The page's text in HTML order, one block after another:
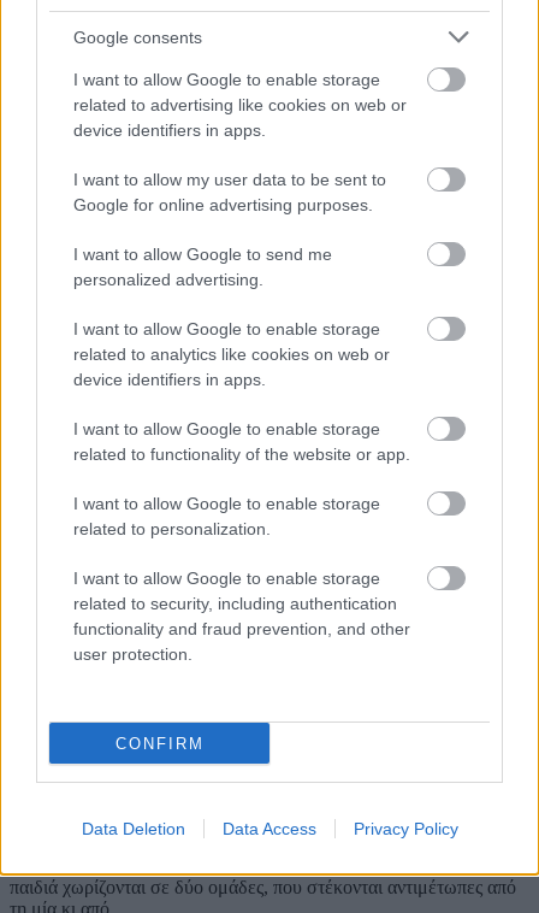
Google consents
I want to allow Google to enable storage
related to advertising like cookies on web or
device identifiers in apps.
I want to allow my user data to be sent to
Google for online advertising purposes.
I want to allow Google to send me
personalized advertising.
I want to allow Google to enable storage
related to analytics like cookies on web or
device identifiers in apps.
I want to allow Google to enable storage
related to functionality of the website or app.
I want to allow Google to enable storage
related to personalization.
I want to allow Google to enable storage
related to security, including authentication
functionality and fraud prevention, and other
user protection.
CONFIRM
Data Deletion Data Access Privacy Policy
Βαθμολογήθηκε με
Υλικά: 1 μπάλα Περιγραφή: Ο Αρχηγός πετάει μια μπάλα στον
αέρα. Όποιος την πιάσει προσπαθεί να την κρατήσει για
ΤΗΛΕΚΑΤΕΥΘΥΝΟΜΕΝΟΣ
ΓΕΡΑΝΟΠΡΟΣΚΟΠΟΣ
Βαθμολογήθηκε με0 από 5
πλαστικά μπουκάλια ανά Ενωμοτία Περιγραφή: Το παιχνίδι αυτό
ΤΟ ΔΕΝΤΡΟ ΒΓΑΖΕΙ ΔΗΛΗΤΗΡΙΟ
Βαθμολογήθηκε με0από 5
την παλάμη του ανοιχτή μπροστά, τεντώνοντας το χέρι του. Τα
ΤΟ ΜΑΝΤΗΛΙ
Βαθμολογήθηκε με 0από 5
Υλικά: – Περιγραφή: Τα παιδιά χωρίζονται σε δύο ομάδες, που
από 5
παιδιά χωρίζονται σε δύο ομάδες, που στέκονται αντιμέτωπες από
τη μία κι από